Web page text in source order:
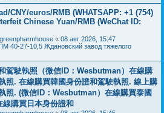
CNY/euros/RMB (WHATSAPP: +1 (754)
Chinese Yuan/RMB (WeChat ID:
greenpharmhouse « 08 авг 2026, 15:47
40-27-10,5 Ждановский завод тяжелого
駕駛執照（微信ID：Wesbutman）在線購
照. 在線購買韓國身份證和駕駛執照. 線上購
照. (微信ID：Wesbutman）在線購買泰國
購買日本身份證和